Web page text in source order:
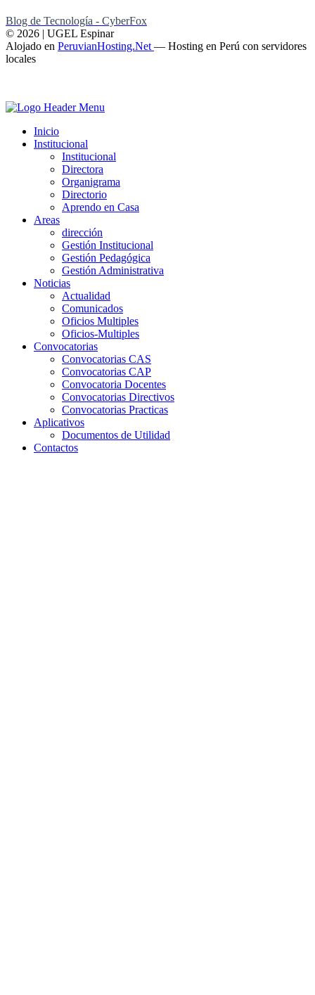
Blog de Tecnología - CyberFox
© 2026 | UGEL Espinar
Alojado en PeruvianHosting.Net — Hosting en Perú con servidores
locales
Inicio
Institucional
Institucional
Directora
Organigrama
Directorio
Aprendo en Casa
Areas
dirección
Gestión Institucional
Gestión Pedagógica
Gestión Administrativa
Noticias
Actualidad
Comunicados
Oficios Multiples
Oficios-Multiples
Convocatorias
Convocatorias CAS
Convocatorias CAP
Convocatoria Docentes
Convocatorias Directivos
Convocatorias Practicas
Aplicativos
Documentos de Utilidad
Contactos